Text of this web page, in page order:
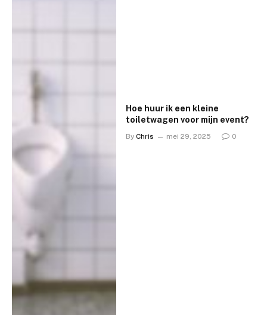
Hoe huur ik een kleine
toiletwagen voor mijn event?
By Chris mei 29, 2025 0